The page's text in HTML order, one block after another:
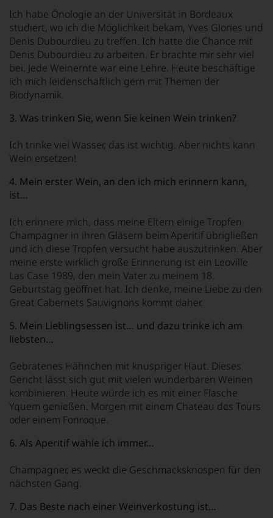
Ich habe Önologie an der Universität in Bordeaux
studiert, wo ich die Möglichkeit bekam, Yves Glories und
Denis Dubourdieu zu treffen. Ich hatte die Chance mit
Denis Dubourdieu zu arbeiten. Er brachte mir sehr viel
bei. Jede Weinernte war eine Lehre. Heute beschäftige
ich mich leidenschaftlich gern mit Themen der
Biodynamik.
3. Was trinken Sie, wenn Sie keinen Wein trinken?
Ich trinke viel Wasser, das ist wichtig. Aber nichts kann
Wein ersetzen!
4. Mein erster Wein, an den ich mich erinnern kann,
ist…
Ich erinnere mich, dass meine Eltern einige Tropfen
Champagner in ihren Gläsern beim Aperitif übrigließen
und ich diese Tropfen versucht habe auszutrinken. Aber
meine erste wirklich große Erinnerung ist ein Leoville
Las Case 1989, den mein Vater zu meinem 18.
Geburtstag geöffnet hat. Ich denke, meine Liebe zu den
Great Cabernets Sauvignons kommt daher.
5. Mein Lieblingsessen ist… und dazu trinke ich am
liebsten…
Gebratenes Hähnchen mit knuspriger Haut. Dieses
Gericht lässt sich gut mit vielen wunderbaren Weinen
kombinieren. Heute würde ich es mit einer Flasche
Yquem genießen. Morgen mit einem Chateau des Tours
oder einem Fonroque.
6. Als Aperitif wähle ich immer…
Champagner, es weckt die Geschmacksknospen für den
nächsten Gang.
7. Das Beste nach einer Weinverkostung ist…